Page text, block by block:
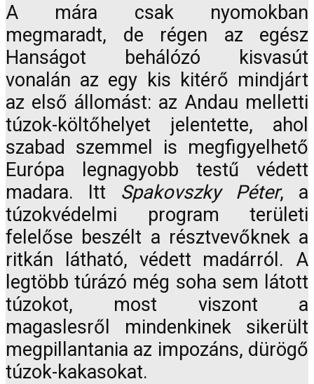
A mára csak nyomokban
megmaradt, de régen az egész
Hanságot behálózó kisvasút
vonalán az egy kis kitérő mindjárt
az első állomást: az Andau melletti
túzok-költőhelyet jelentette, ahol
szabad szemmel is megfigyelhető
Európa legnagyobb testű védett
madara. Itt Spakovszky Péter, a
túzokvédelmi program területi
felelőse beszélt a résztvevőknek a
ritkán látható, védett madárról. A
legtöbb túrázó még soha sem látott
túzokot, most viszont a
magaslesről mindenkinek sikerült
megpillantania az impozáns, dürögő
túzok-kakasokat.